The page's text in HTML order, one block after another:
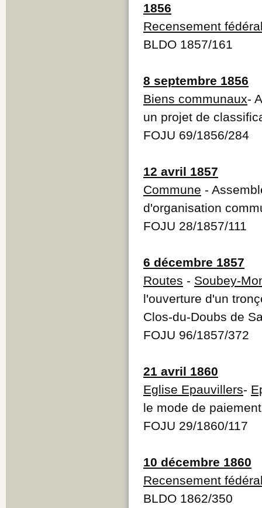
1856
Recensement
BLDO 1857/161
8 septembre 1856
Biens communaux-
un projet de
FOJU 69/1856/284
12 avril 1857
Commune -
d'organisation
FOJU 28/1857/111
6 décembre 1857
Routes - Soubey-
l'ouverture d'un
Clos-du-Doubs de
FOJU 96/1857/372
21 avril 1860
Eglise Epauvillers-
le mode de
FOJU 29/1860/117
10 décembre 1860
Recensement
BLDO 1862/350